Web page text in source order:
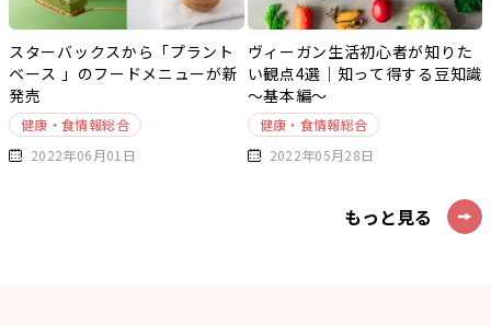
スターバックスから「プラント
ベース 」のフードメニューが新
発売
健康・食情報総合
2022年06月01日
ヴィーガン生活初心者が知りた
い観点4選｜知って得する豆知識
～基本編～
健康・食情報総合
2022年05月28日
もっと見る